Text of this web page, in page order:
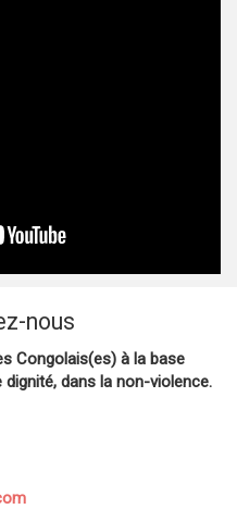
nous
Congolais(es) à la base
dans la non-violence.